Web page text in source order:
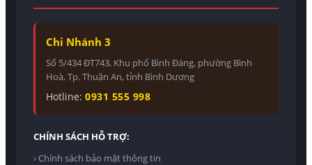
Chi Nhánh 3
Số 5/434 ĐT743, Khu phố Bình Đáng, phường Bình
Hoà, Tp. Thuận An, tỉnh Bình Dương
Hotline: 0931 555 998
CHÍNH SÁCH HỖ TRỢ:
› Chính sách bảo mật thông tin